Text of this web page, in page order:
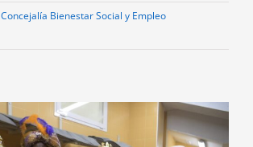
Concejalía Bienestar Social y Empleo